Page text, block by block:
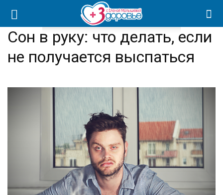
Сон в руку: что делать, если
не получается выспаться